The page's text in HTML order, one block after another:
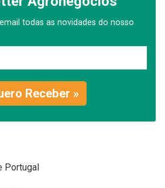
todas as novidades do nosso
Receber »
Portugal